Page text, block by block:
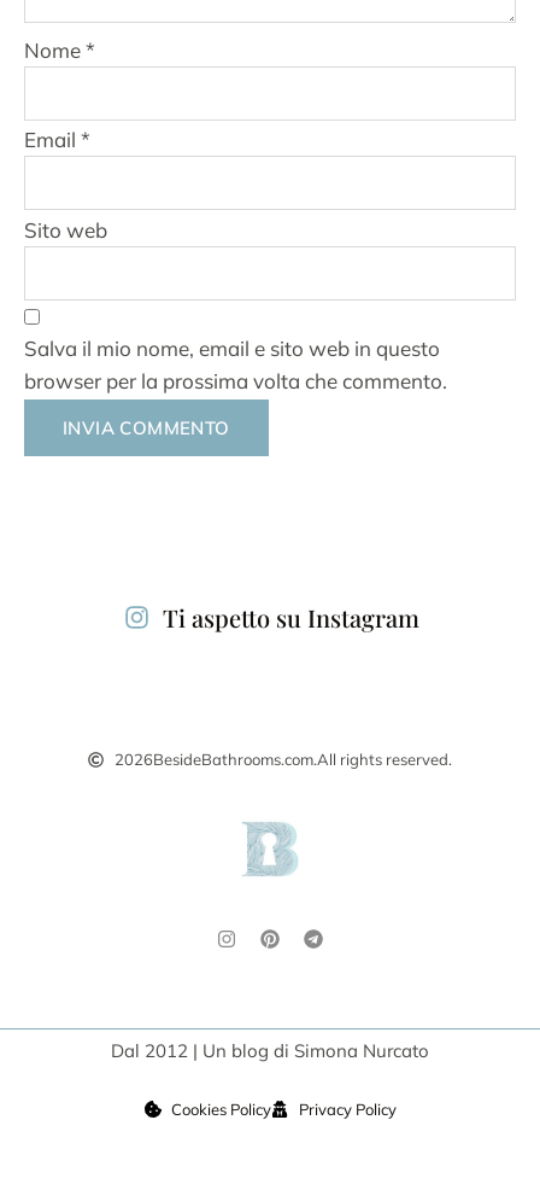
Nome*
Email *
Sito web
Salva il mio nome, email e sito web in questo
browser per la prossima volta che commento.
Ti aspetto su Instagram
2026BesideBathrooms.com.All rights reserved.
Dal 2012 | Un blog di Simona Nurcato
Cookies Policy Privacy Policy